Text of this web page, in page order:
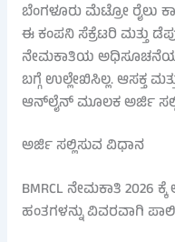
ಬೆಂಗಳೂರು ಮೆಟ್ರೋ ರೈಲು
ಈ ಕಂಪನಿ ಸೆಕ್ರೆಟರಿ ಮತ್ತು
ನೇಮಕಾತಿಯ
ಬಗ್ಗೆ ಉಲ್ಲೇಖಿಸಿಲ್ಲ. ಆಸಕ್ತ
ಆನ್‌ಲೈನ್ ಮೂಲಕ ಅರ್ಜಿ
ಅರ್ಜಿ ಸಲ್ಲಿಸುವ ವಿಧಾನ
BMRCL ನೇಮಕಾತಿ 2026
ಹಂತಗಳನ್ನು ವಿವರವಾಗಿ